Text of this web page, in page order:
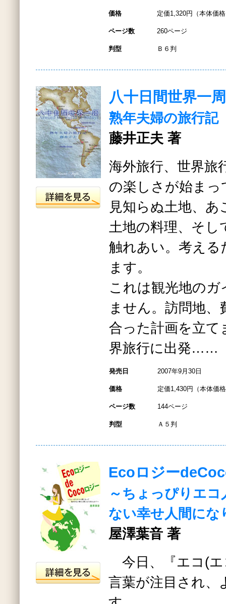
価格 定価1,320円（本体価
ページ数 260ページ
判型 Ｂ６判
八十日間世界一周
熟年夫婦の旅行記
藤井正夫 著
海外旅行、世界旅
の楽しさが始まっ
見知らぬ土地、
土地の料理、そし
触れあい。考え
ます。
これは観光地の
ません。訪問地、
合った計画を立て
界旅行に出発……
発売日 2007年9月30日
価格 定価1,430円（本体価
ページ数 144ページ
判型 Ａ５判
Ecoロジー
～ちょっぴりエ
ない幸せ人間にな
屋澤葉音 著
今日、『エコ(
言葉が注目され、